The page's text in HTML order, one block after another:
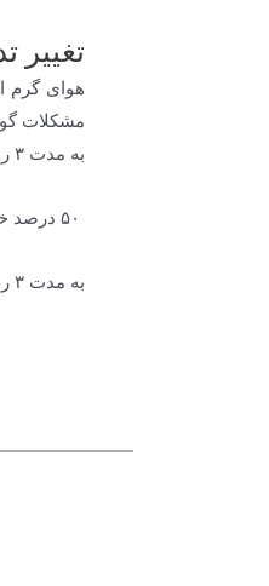
تغییر
هوای گرم
مشکلات
به مدت ۳ روز ۲۵ درصد از خوراک قدیمی را با خوراک جدید جایگزین کنید
به مدت ۳ روز ۷۵ درصد خوراک قبلی را با خوراک جدید جایگزین کنید.